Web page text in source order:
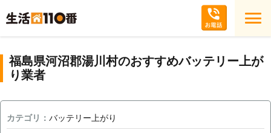
福島県河沼郡湯川村のおすすめバッテリー上が
り業者
カテゴリ： バッテリー上がり